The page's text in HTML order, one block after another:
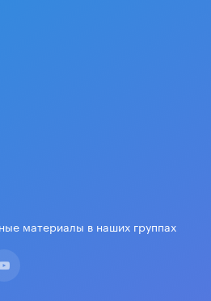
материалы в наших группах